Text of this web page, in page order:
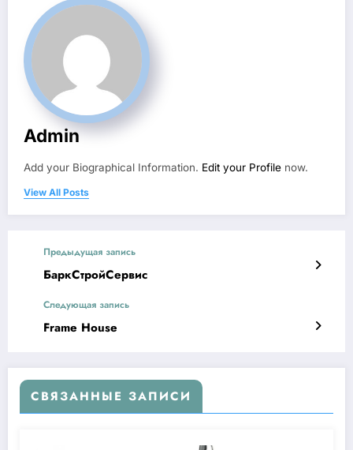
Admin
Add your Biographical Information. Edit your Profile now.
View All Posts
Предыдущая запись
БаркСтройСервис
Следующая запись
Frame House
СВЯЗАННЫЕ ЗАПИСИ